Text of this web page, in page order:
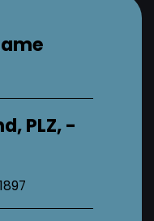
PLZ, -